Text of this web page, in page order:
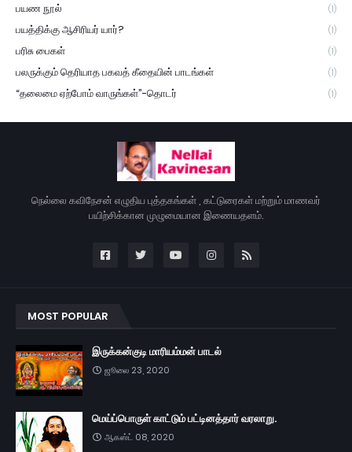
பயண நூல் (1)
பயத்திக்கு ஆசிரியர் யார்? (1)
பரிசு பைகள் (1)
பலருக்கும் தெரியாத பகவத் கீதையின் பாடங்கள் (1)
“தலைமை ஏற்போம் வாருங்கள்”-தொடர் (1)
நெல்லை கவிநேசன் எழுதிய புத்தகங்கள் , கட்டுரைகள் மற்றும் மாணவர்
பயிற்சிக்கான முழுமையான இணையதளம்.
MOST POPULAR
இருக்கன்குடி மாரியம்மன் பாடல்
ஜூலை 23, 2020
மெய்ப்பொருள் காட்டும் பட்டினத்தார் வரலாறு.
ஆகஸ்ட் 08, 2020